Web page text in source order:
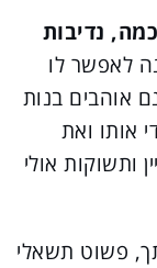
נדיבות
לאפשר לו
אוהבים בנות
אותו ואת
ותשוקות אולי
פשוט תשאלי